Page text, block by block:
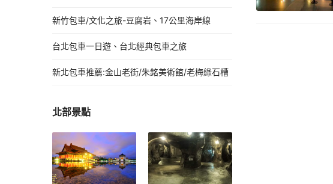
新竹包車/文化之旅-豆腐岩、17公里海岸線
台北包車一日遊、台北經典包車之旅
新北包車推薦:金山老街/朱銘美術館/老梅綠石槽
北部景點